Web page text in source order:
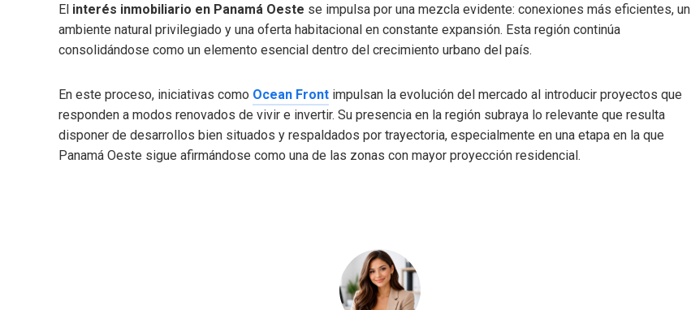
El interés inmobiliario en Panamá Oeste se impulsa por una mezcla evidente: conexiones más eficientes, un
ambiente natural privilegiado y una oferta habitacional en constante expansión. Esta región continúa
consolidándose como un elemento esencial dentro del crecimiento urbano del país.
En este proceso, iniciativas como Ocean Front impulsan la evolución del mercado al introducir proyectos que
responden a modos renovados de vivir e invertir. Su presencia en la región subraya lo relevante que resulta
disponer de desarrollos bien situados y respaldados por trayectoria, especialmente en una etapa en la que
Panamá Oeste sigue afirmándose como una de las zonas con mayor proyección residencial.